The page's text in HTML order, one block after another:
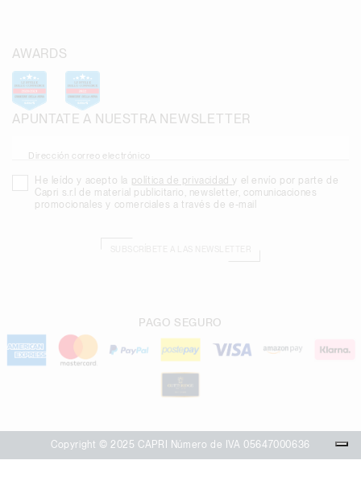
APUNTATE A NUESTRA NEWSLETTER
Dirección correo electrónico
He leído y acepto la política de privacidady el envío por parte de
Capri s.r.l de material publicitario, newsletter, comunicaciones
promocionales y comerciales a través de e-mail
AWARDS
PAGO SEGURO
Copyright © 2025 CAPRI Número de IVA 05647000636